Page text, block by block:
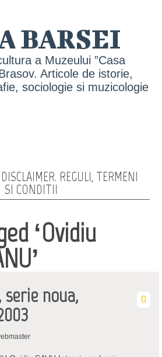
BARSEI
a Muzeului ”Casa
Articole de istorie,
sociologie si muzicologie
REGULI, TERMENI
SI CONDITII
‘Ovidiu
noua,
0